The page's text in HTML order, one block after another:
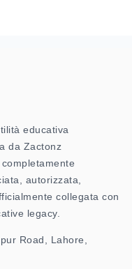
educativa
da Zactonz
autorizzata,
collegata con
legacy.
Road, Lahore,